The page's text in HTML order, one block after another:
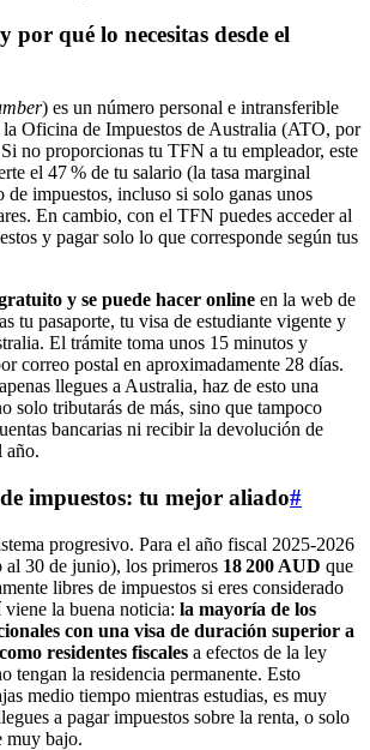
por qué lo necesitas desde el
) es un número personal e intransferible
Oficina de Impuestos de Australia (ATO, por
no proporcionas tu TFN a tu empleador, este
el 47 % de tu salario (la tasa marginal
de impuestos, incluso si solo ganas unos
En cambio, con el TFN puedes acceder al
y pagar solo lo que corresponde según tus
y se puede hacer online en la web de
tu pasaporte, tu visa de estudiante vigente y
El trámite toma unos 15 minutos y
correo postal en aproximadamente 28 días.
llegues a Australia, haz de esto una
solo tributarás de más, sino que tampoco
bancarias ni recibir la devolución de
año.
impuestos: tu mejor aliado#
progresivo. Para el año fiscal 2025-2026
30 de junio), los primeros 18 200 AUD que
libres de impuestos si eres considerado
la buena noticia: la mayoría de los
con una visa de duración superior a
residentes fiscales a efectos de la ley
tengan la residencia permanente. Esto
medio tiempo mientras estudias, es muy
a pagar impuestos sobre la renta, o solo
muy bajo.